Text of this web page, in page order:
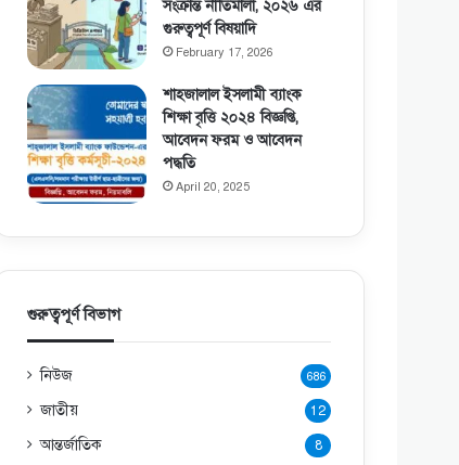
সংক্রান্ত নীতিমালা, ২০২৬ এর
গুরুত্বপূর্ণ বিষয়াদি
February 17, 2026
শাহজালাল ইসলামী ব্যাংক
শিক্ষা বৃত্তি ২০২৪ বিজ্ঞপ্তি,
আবেদন ফরম ও আবেদন
পদ্ধতি
April 20, 2025
গুরুত্বপূর্ণ বিভাগ
নিউজ 686
জাতীয় 12
আন্তর্জাতিক 8